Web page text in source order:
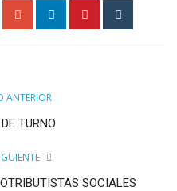
ANTERIOR
TURNO
SOCIALES